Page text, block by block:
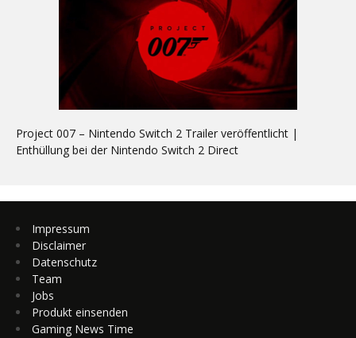
Project 007 – Nintendo Switch 2 Trailer veröffentlicht |
Enthüllung bei der Nintendo Switch 2 Direct
Impressum
Disclaimer
Datenschutz
Team
Jobs
Produkt einsenden
Gaming News Time